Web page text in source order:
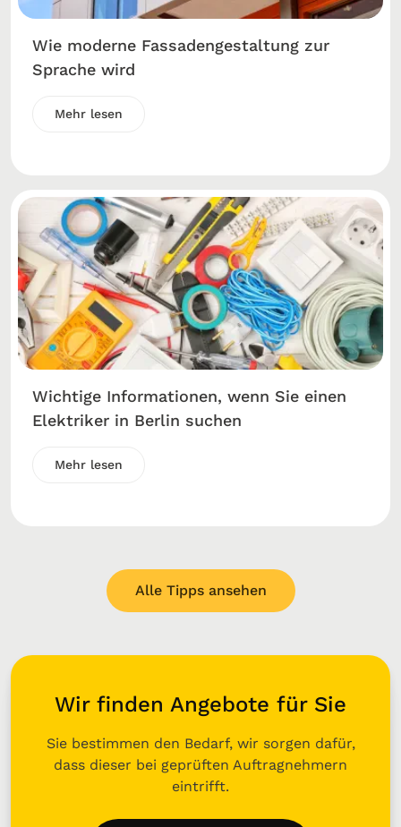
Wie moderne Fassadengestaltung zur
Sprache wird
Mehr lesen
Wichtige Informationen, wenn Sie einen
Elektriker in Berlin suchen
Mehr lesen
Alle Tipps ansehen
Wir finden Angebote für Sie
Sie bestimmen den Bedarf, wir sorgen dafür,
dass dieser bei geprüften Auftragnehmern
eintrifft.